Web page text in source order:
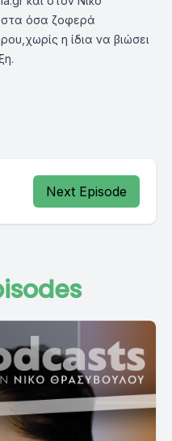
όσα ζοφερά
η ίδια να βιώσει
Next Episode